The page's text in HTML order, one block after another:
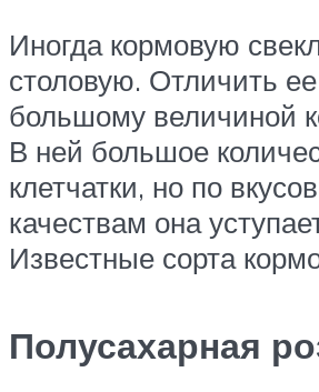
Иногда кормовую
столовую. Отличить
большому величиной
В ней большое
клетчатки, но по
качествам она
Известные сорта
Полусахарная